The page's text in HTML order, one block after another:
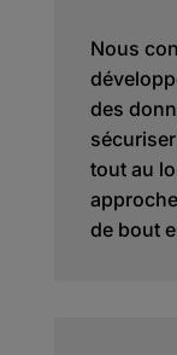
Nous
des
tout au
de bout